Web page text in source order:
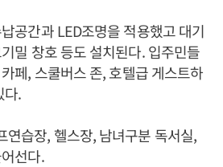
공간과 LED조명을 적용했고 대기
밀 창호 등도 설치된다. 입주민들
페, 스쿨버스 존, 호텔급 게스트하
다.
연습장, 헬스장, 남녀구분 독서실,
선다.